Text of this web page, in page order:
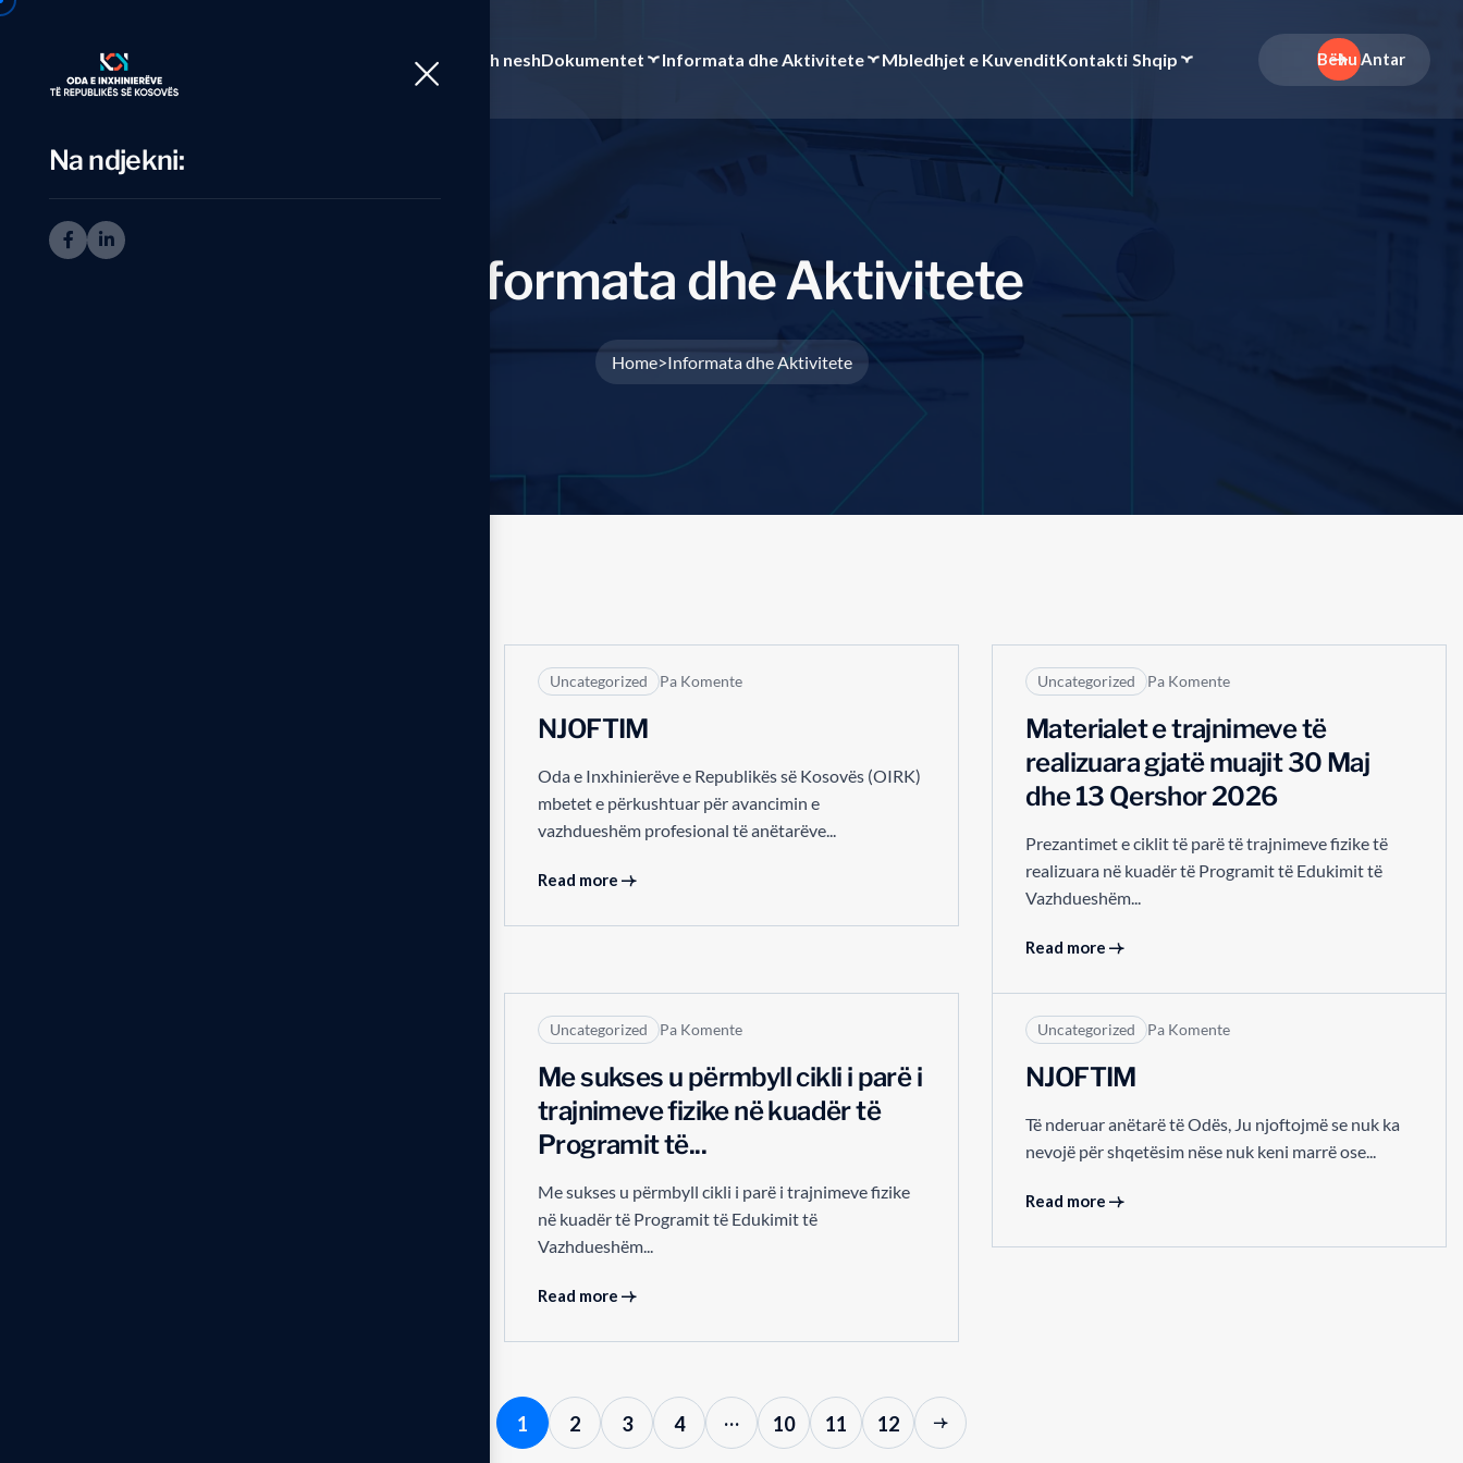
Ballina Rreth neshDokumentet Informata dhe Aktivitete Mbledhjet e KuvenditKontakti Shqip Bëhu Antar
Na ndjekni:
formata dheAktivitete
Home>Informata dhe Aktivitete
Uncategorized Pa Komente
NJOFTIM
Oda e Inxhinierëve e Republikës së Kosovës (OIRK)
mbetet e përkushtuar për avancimin e
vazhdueshëm profesional të anëtarëve...
Read more
Uncategorized Pa Komente
Materialet e trajnimeve të
realizuara gjatë muajit 30 Maj
dhe 13 Qershor 2026
Prezantimet e ciklit të parë të trajnimeve fizike të
realizuara në kuadër të Programit të Edukimit të
Vazhdueshëm...
Read more
15
Uncategorized Pa Komente
Me sukses u përmbyll cikli i parë i
trajnimeve fizike në kuadër të
Programit të...
Me sukses u përmbyll cikli i parë i trajnimeve fizike
në kuadër të Programit të Edukimit të
Vazhdueshëm...
Read more
05
QER
Uncategorized Pa Komente
NJOFTIM
Të nderuar anëtarë të Odës, Ju njoftojmë se nuk ka
nevojë për shqetësim nëse nuk keni marrë ose...
Read more
1 2 3 4 … 10 11 12